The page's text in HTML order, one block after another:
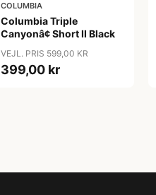
COLUMBIA
Columbia Triple
Canyonâ¢ Short II Black
VEJL. PRIS 599,00 KR
399,00 kr